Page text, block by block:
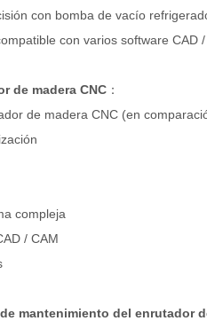
con bomba de vacío
con varios software CAD
de madera CNC ：
de madera CNC (en
compleja
/ CAM
mantenimiento del enrutador